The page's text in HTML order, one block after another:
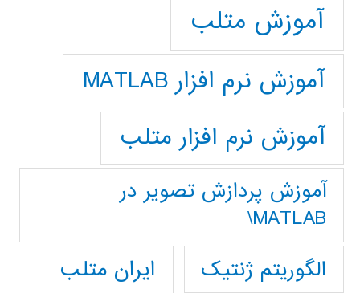
آموزش متلب
آموزش نرم افزار MATLAB
آموزش نرم افزار متلب
آموزش پردازش تصوير در
MATLAB\
الگوریتم ژنتیک
ایران متلب